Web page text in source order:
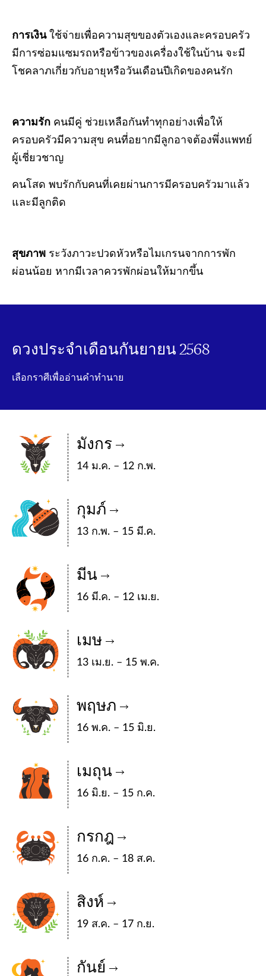
การเงิน ใช้จ่ายเพื่อความสุขของตัวเองและครอบครัว
มีการซ่อมแซมรถหรือข้าวของเครื่องใช้ในบ้าน จะมี
โชคลาภเกี่ยวกับอายุหรือวันเดือนปีเกิดของคนรัก
ความรัก คนมีคู่ ช่วยเหลือกันทำทุกอย่างเพื่อให้
ครอบครัวมีความสุข คนที่อยากมีลูกอาจต้องพึ่งแพทย์
ผู้เชี่ยวชาญ
คนโสด พบรักกับคนที่เคยผ่านการมีครอบครัวมาแล้ว
และมีลูกติด
สุขภาพ ระวังภาวะปวดหัวหรือไมเกรนจากการพัก
ผ่อนน้อย หากมีเวลาควรพักผ่อนให้มากขึ้น
ดวงประจำเดือนกันยายน 2568
เลือกราศีเพื่ออ่านคำทำนาย
มังกร
14 ม.ค. – 12 ก.พ.
กุมภ์
13 ก.พ. – 15 มี.ค.
มีน
16 มี.ค. – 12 เม.ย.
เมษ
13 เม.ย. – 15 พ.ค.
พฤษภ
16 พ.ค. – 15 มิ.ย.
เมถุน
16 มิ.ย. – 15 ก.ค.
กรกฎ
16 ก.ค. – 18 ส.ค.
สิงห์
19 ส.ค. – 17 ก.ย.
กันย์